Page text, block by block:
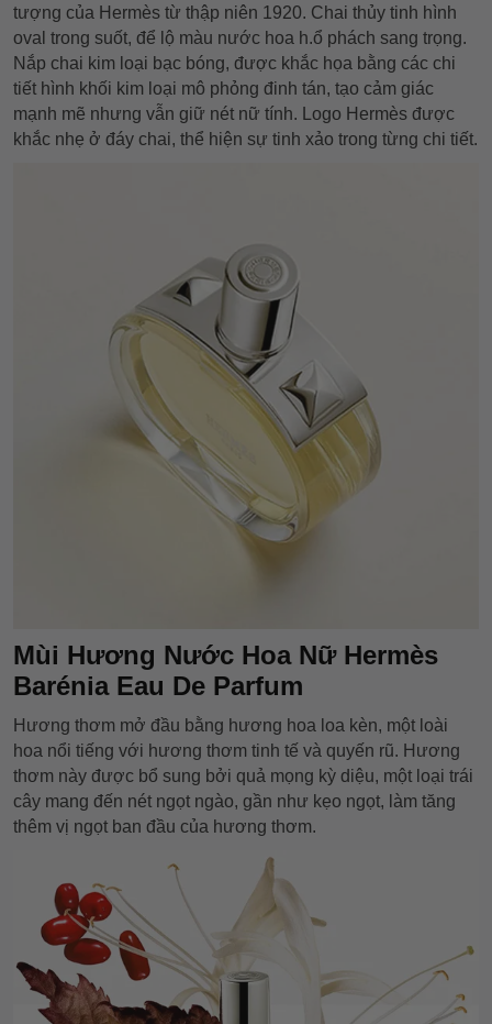
tượng của Hermès từ thập niên 1920. Chai thủy tinh hình
oval trong suốt, để lộ màu nước hoa h.ổ phách sang trọng.
Nắp chai kim loại bạc bóng, được khắc họa bằng các chi
tiết hình khối kim loại mô phỏng đinh tán, tạo cảm giác
mạnh mẽ nhưng vẫn giữ nét nữ tính. Logo Hermès được
khắc nhẹ ở đáy chai, thể hiện sự tinh xảo trong từng chi tiết.
Mùi Hương Nước Hoa Nữ Hermès
Barénia Eau De Parfum
Hương thơm mở đầu bằng hương hoa loa kèn, một loài
hoa nổi tiếng với hương thơm tinh tế và quyến rũ. Hương
thơm này được bổ sung bởi quả mọng kỳ diệu, một loại trái
cây mang đến nét ngọt ngào, gần như kẹo ngọt, làm tăng
thêm vị ngọt ban đầu của hương thơm.